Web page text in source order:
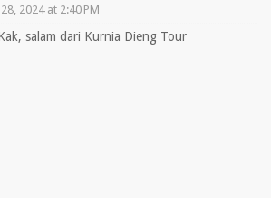
2024 at 2:40 PM
salam dari Kurnia Dieng Tour